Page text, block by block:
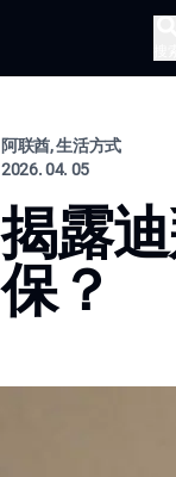
阿联酋, 生活方式
2026. 04. 05
揭露
保？